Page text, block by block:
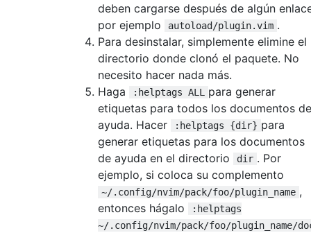
deben cargarse después de algún
por ejemplo
autoload/plugin.vim .
Para desinstalar, simplemente elimine el
directorio donde clonó el paquete. No
necesito hacer nada más.
Haga
:helptags ALL
para generar
etiquetas para todos los documentos de
ayuda. Hacer
:helptags {dir} para
generar etiquetas para los documentos
de ayuda en el directorio
dir . Por
ejemplo, si coloca su complemento
~/.config/nvim/pack/foo/plugin_name ,
entonces hágalo
:helptags
~/.config/nvim/pack/foo/plugin_name/